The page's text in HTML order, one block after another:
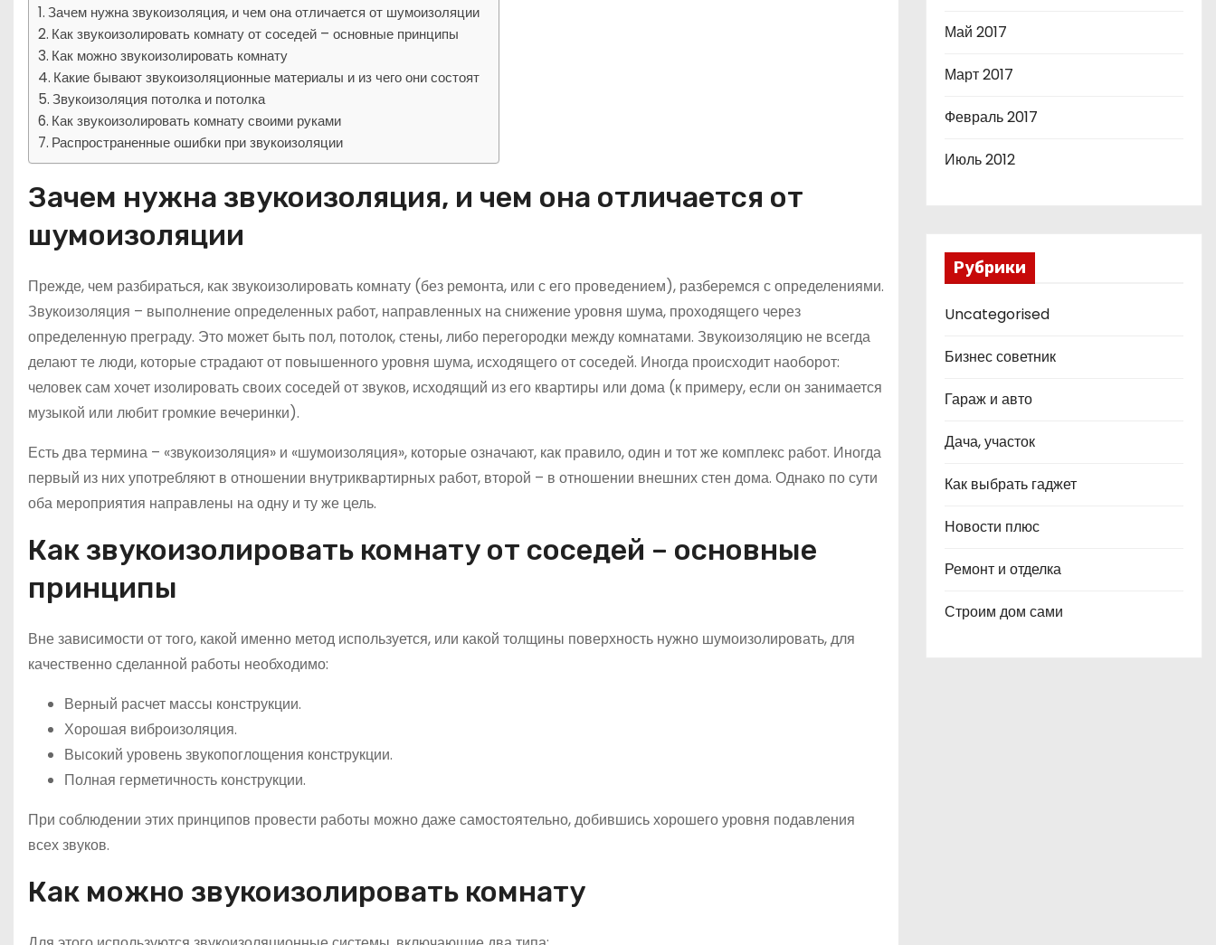
Зачем нужна звукоизоляция, и чем она отличается от шумоизоляции
Как звукоизолировать комнату от соседей – основные принципы
Как можно звукоизолировать комнату
Какие бывают звукоизоляционные материалы и из чего они состоят
Звукоизоляция потолка и потолка
Как звукоизолировать комнату своими руками
Распространенные ошибки при звукоизоляции
Зачем нужна звукоизоляция, и чем она отличается от
шумоизоляции
Прежде, чем разбираться, как звукоизолировать комнату (без ремонта, или с его проведением), разберемся с определениями.
Звукоизоляция – выполнение определенных работ, направленных на снижение уровня шума, проходящего через
определенную преграду. Это может быть пол, потолок, стены, либо перегородки между комнатами. Звукоизоляцию не всегда
делают те люди, которые страдают от повышенного уровня шума, исходящего от соседей. Иногда происходит наоборот:
человек сам хочет изолировать своих соседей от звуков, исходящий из его квартиры или дома (к примеру, если он занимается
музыкой или любит громкие вечеринки).
Есть два термина – «звукоизоляция» и «шумоизоляция», которые означают, как правило, один и тот же комплекс работ. Иногда
первый из них употребляют в отношении внутриквартирных работ, второй – в отношении внешних стен дома. Однако по сути
оба мероприятия направлены на одну и ту же цель.
Как звукоизолировать комнату от соседей – основные
принципы
Вне зависимости от того, какой именно метод используется, или какой толщины поверхность нужно шумоизолировать, для
качественно сделанной работы необходимо:
Верный расчет массы конструкции.
Хорошая виброизоляция.
Высокий уровень звукопоглощения конструкции.
Полная герметичность конструкции.
При соблюдении этих принципов провести работы можно даже самостоятельно, добившись хорошего уровня подавления
всех звуков.
Как можно звукоизолировать комнату
Май 2017
Март 2017
Февраль 2017
Июль 2012
Рубрики
Uncategorised
Бизнес советник
Гараж и авто
Дача, участок
Как выбрать гаджет
Новости плюс
Ремонт и отделка
Строим дом сами